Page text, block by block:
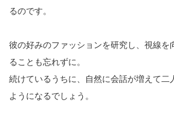
るのです。
彼の好みのファッションを研究し、視線を
ることも忘れずに。
続けているうちに、自然に会話が増えて二
ようになるでしょう。